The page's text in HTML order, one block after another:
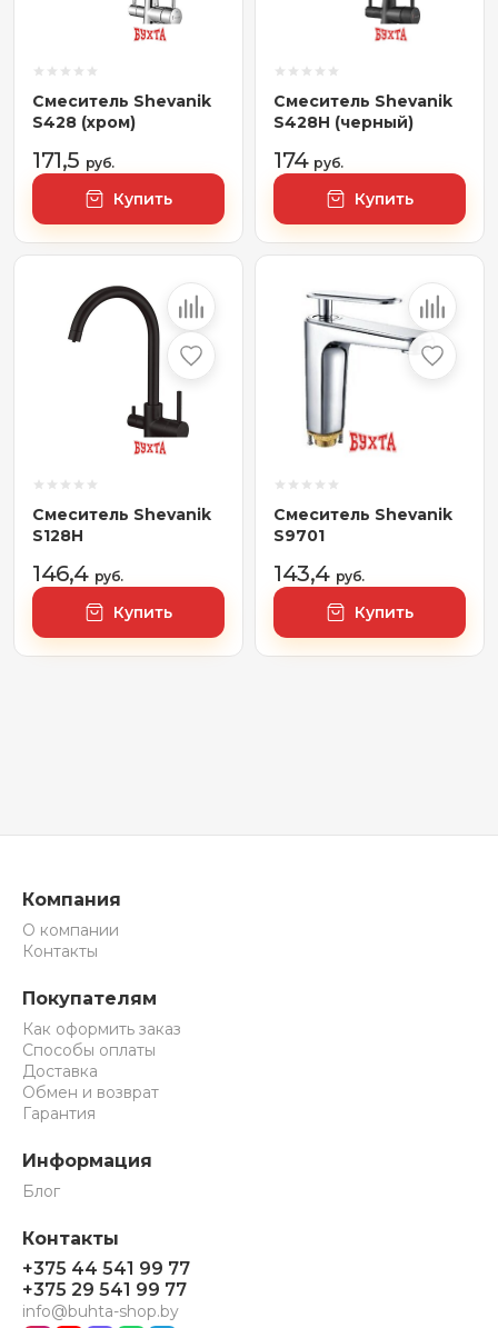
Смеситель Shevanik
S428 (хром)
171,5 руб.
Купить
Смеситель Shevanik
S428H (черный)
174 руб.
Купить
Смеситель Shevanik
S128H
146,4 руб.
Купить
Смеситель Shevanik
S9701
143,4 руб.
Купить
Компания
О компании
Контакты
Покупателям
Как оформить заказ
Способы оплаты
Доставка
Обмен и возврат
Гарантия
Информация
Блог
Контакты
+375 44 541 99 77
+375 29 541 99 77
info@buhta-shop.by